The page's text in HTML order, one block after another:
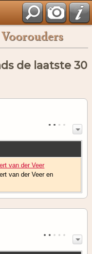
de laatste 30
van der Veer
van der Veer en